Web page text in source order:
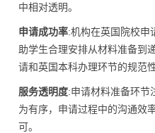
中相对透明。
申请成功率:机构在英国院校申
助学生合理安排从材料准备到
请和英国本科办理环节的规范性
服务透明度:申请材料准备环节
为有序，申请过程中的沟通效
可。